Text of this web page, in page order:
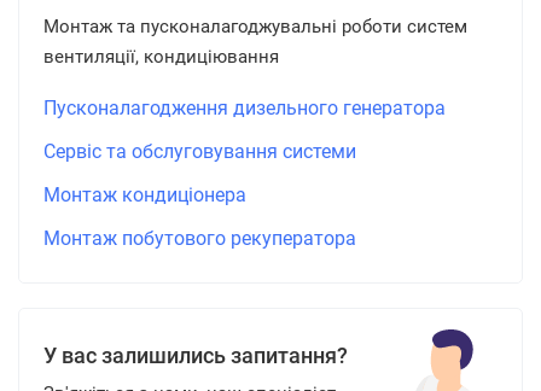
Монтаж та пусконалагоджувальні роботи систем
вентиляції, кондиціювання
Пусконалагодження дизельного генератора
Сервіс та обслуговування системи
Монтаж кондиціонера
Монтаж побутового рекуператора
У вас залишились запитання?